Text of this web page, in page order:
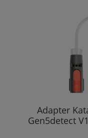
Adapter
Gen5detect